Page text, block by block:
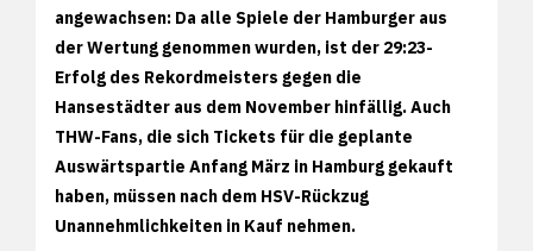
angewachsen: Da alle Spiele der Hamburger aus
der Wertung genommen wurden, ist der 29:23-
Erfolg des Rekordmeisters gegen die
Hansestädter aus dem November hinfällig. Auch
THW-Fans, die sich Tickets für die geplante
Auswärtspartie Anfang März in Hamburg gekauft
haben, müssen nach dem HSV-Rückzug
Unannehmlichkeiten in Kauf nehmen.